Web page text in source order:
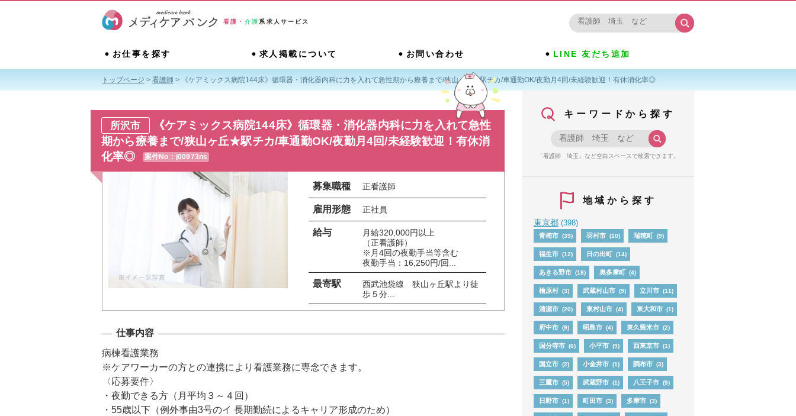
看護・介護 系求人サービス
お仕事を探す 求人掲載について お問い合わせ LINE 友だち追加
トップページ > 看護師 > 《ケアミックス病院144床》循環器・消化器内科に力を入れて急性期から療養まで/狭山ヶ丘★駅チカ/車通勤OK/夜勤月4回/未経験歓迎！有休消化率◎
所沢市
《ケアミックス病院144床》循環器・消化器内科に力を入れて急性
期から療養まで/狭山ヶ丘★駅チカ/車通勤OK/夜勤月4回/未経験歓迎！有休消
化率◎
案件No：j00973ns
募集職種 正看護師
雇用形態 正社員
給与
月給320,000円以上
（正看護師）
※月4回の夜勤手当等含む
夜勤手当：16,250円/回...
最寄駅
西武池袋線　狭山ヶ丘駅より徒
歩５分...
仕事内容
病棟看護業務
※ケアワーカーの方との連携により看護業務に専念できます。
〈応募要件〉
・夜勤できる方（月平均３～４回）
・55歳以下（例外事由3号のイ 長期勤続によるキャリア形成のため）
キーワードから探す
「看護師 埼玉」など空白スペースで検索できます。
地域から探す
東京都(398)
青梅市 (39) 羽村市 (10) 瑞穂町 (9)
福生市 (12) 日の出町 (14)
あきる野市 (18) 奥多摩町 (4)
檜原村 (3) 武蔵村山市 (9) 立川市 (11)
清瀬市 (20) 東村山市 (4) 東大和市 (1)
府中市 (9) 昭島市 (4) 東久留米市 (2)
国分寺市 (6) 小平市 (9) 西東京市 (1)
国立市 (2) 小金井市 (1) 調布市 (3)
三鷹市 (5) 武蔵野市 (1) 八王子市 (9)
日野市 (1) 町田市 (3) 多摩市 (3)